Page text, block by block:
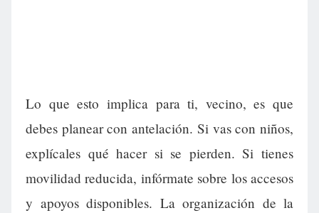
Lo que esto implica para ti, vecino, es que
debes planear con antelación. Si vas con niños,
explícales qué hacer si se pierden. Si tienes
movilidad reducida, infórmate sobre los accesos
y apoyos disponibles. La organización de la